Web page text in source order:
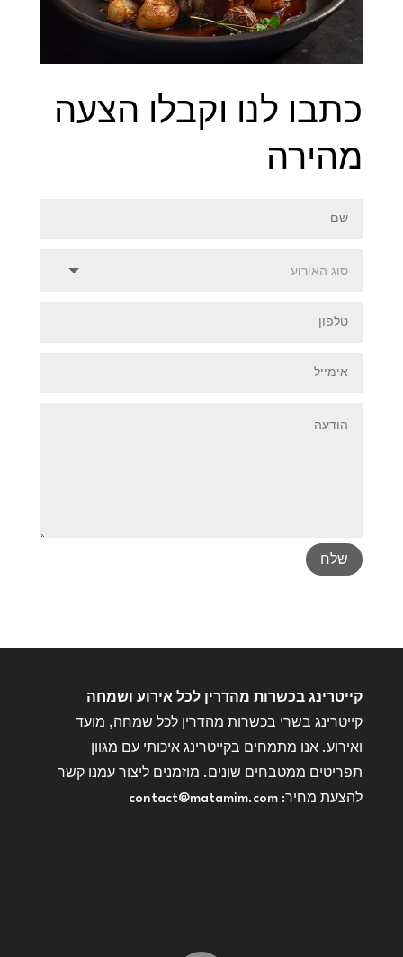
כתבו לנו וקבלו הצעה
מהירה
שלח
קייטרינג בכשרות מהדרין לכל אירוע ושמחה
קייטרינג בשרי בכשרות מהדרין לכל שמחה, מועד
ואירוע. אנו מתמחים בקייטרינג איכותי עם מגוון
תפריטים ממטבחים שונים. מוזמנים ליצור עמנו קשר
להצעת מחיר: contact@matamim.com